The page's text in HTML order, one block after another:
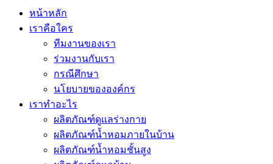
หน้าหลัก
เราคือใคร
ทีมงานของเรา
ร่วมงานกับเรา
กรณีศึกษา
นโยบายขององค์กร
เราทำอะไร
ผลิตภัณฑ์ดูแลร่างกาย
ผลิตภัณฑ์น้ำหอมภายในบ้าน
ผลิตภัณฑ์น้ำหอมชั้นสูง